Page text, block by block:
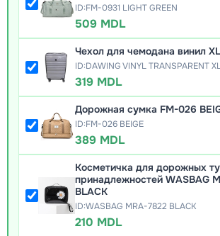
ID:FM-0931 LIGHT GREEN
509 MDL
Чехол для чемодана винил
ID:DAWING VINYL TRANSPARENT
319 MDL
Дорожная сумка FM-026
ID:FM-026 BEIGE
389 MDL
Косметичка для дорожных
принадлежностей WASBAG
BLACK
ID:WASBAG MRA-7822 BLACK
210 MDL